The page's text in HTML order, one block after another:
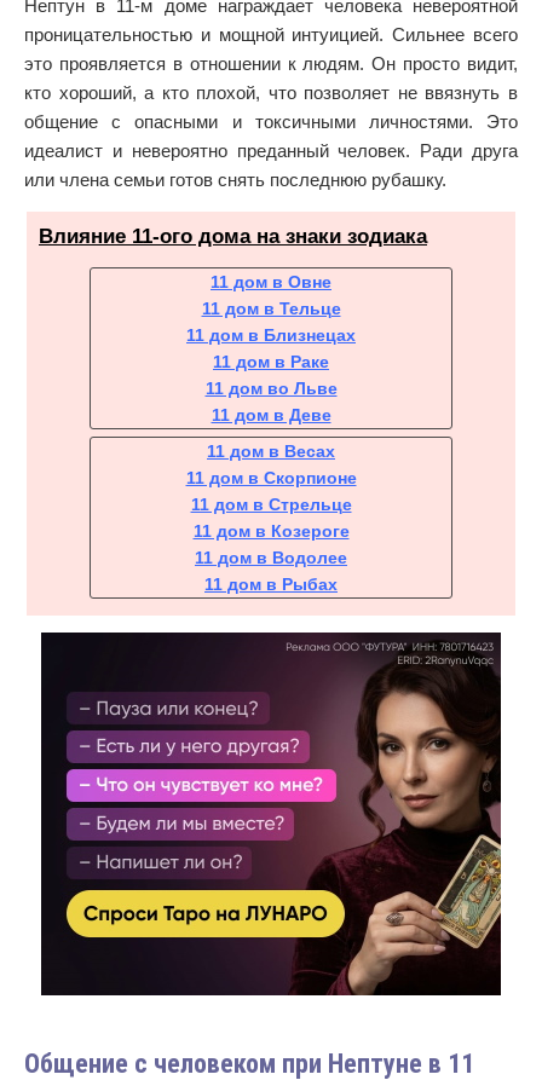
Нептун в 11-м доме награждает человека невероятной
проницательностью и мощной интуицией. Сильнее всего
это проявляется в отношении к людям. Он просто видит,
кто хороший, а кто плохой, что позволяет не ввязнуть в
общение с опасными и токсичными личностями. Это
идеалист и невероятно преданный человек. Ради друга
или члена семьи готов снять последнюю рубашку.
Влияние 11-ого дома на знаки зодиака
11 дом в Овне
11 дом в Тельце
11 дом в Близнецах
11 дом в Раке
11 дом во Льве
11 дом в Деве
11 дом в Весах
11 дом в Скорпионе
11 дом в Стрельце
11 дом в Козероге
11 дом в Водолее
11 дом в Рыбах
Общение с человеком при Нептуне в 11